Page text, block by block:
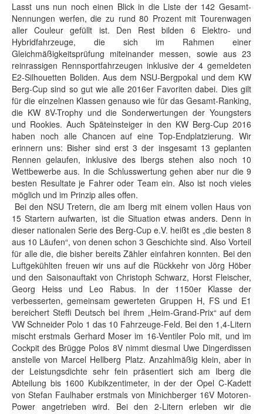
Lasst uns nun noch einen Blick in die Liste der 142 Gesamt-
Nennungen werfen, die zu rund 80 Prozent mit Tourenwagen
aller Couleur gefüllt ist. Den Rest bilden 6 Elektro- und
Hybridfahrzeuge, die sich im Rahmen einer
Gleichmäßigkeitsprüfung miteinander messen, sowie aus 23
reinrassigen Rennsportfahrzeugen inklusive der 4 gemeldeten
E2-Silhouetten Boliden. Aus dem NSU-Bergpokal und dem KW
Berg-Cup sind so gut wie alle 2016er Favoriten dabei. Dies gilt
für die einzelnen Klassen genauso wie für das Gesamt-Ranking,
die KW 8V-Trophy und die Sonderwertungen der Youngsters
und Rookies. Auch Späteinsteiger in den KW Berg-Cup 2016
haben noch alle Chancen auf eine Top-Endplatzierung. Wir
erinnern uns: Bisher sind erst 3 der insgesamt 13 geplanten
Rennen gelaufen, inklusive des Ibergs stehen also noch 10
Wettbewerbe aus. In die Schlusswertung gehen aber nur die 9
besten Resultate je Fahrer oder Team ein. Also ist noch vieles
möglich und im Prinzip alles offen.
Bei den NSU Tretern, die am Iberg mit einem vollen Haus von
15 Startern aufwarten, ist die Situation etwas anders. Denn in
dieser nationalen Serie des Berg-Cup e.V. heißt es „die besten 8
aus 10 Läufen“, von denen schon 3 Geschichte sind. Also Vorteil
für alle die, die bisher bereits Zähler einfahren konnten. Bei den
Luftgekühlten freuen wir uns auf die Rückkehr von Jörg Höber
und den Saisonauftakt von Christoph Schwarz, Horst Fleischer,
Georg Heiss und Leo Rabus. In der 1150er Klasse der
verbesserten, gemeinsam gewerteten Gruppen H, FS und E1
bereichert Steffi Deutsch bei ihrem „Heim-Grand-Prix“ auf dem
VW Schneider Polo 1 das 10 Fahrzeuge-Feld. Bei den 1,4-Litern
mischt erstmals Gerhard Moser im 16-Ventiler Polo mit, und im
Cockpit des Brügge Polos 8V nimmt diesmal Uwe Dingerdissen
anstelle von Marcel Hellberg Platz. Anzahlmäßig klein, aber in
der Leistungsdichte sehr fein präsentiert sich am Iberg die
Abteilung bis 1600 Kubikzentimeter, in der der Opel C-Kadett
von Stefan Faulhaber erstmals von Minichberger 16V Motoren-
Power angetrieben wird. Bei den 2-Litern erleben wir die